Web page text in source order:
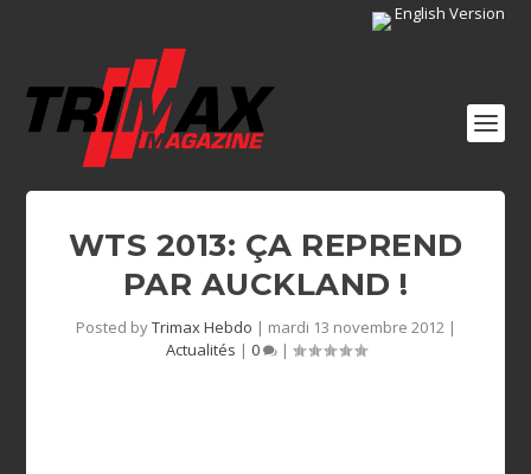
English Version
WTS 2013: ÇA REPREND
PAR AUCKLAND !
Posted byTrimax Hebdo | mardi 13 novembre 2012|
Actualités | 0 |